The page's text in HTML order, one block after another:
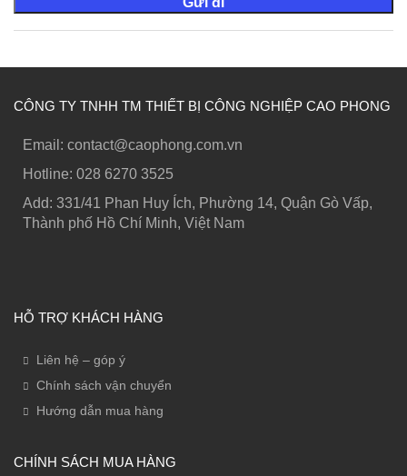
CÔNG TY TNHH TM THIẾT BỊ CÔNG NGHIỆP CAO PHONG
Email: contact@caophong.com.vn
Hotline: ‭028 6270 3525
Add: 331/41 Phan Huy Ích, Phường 14, Quận Gò Vấp,
Thành phố Hồ Chí Minh, Việt Nam
HỖ TRỢ KHÁCH HÀNG
Liên hệ – góp ý
Chính sách vận chuyển
Hướng dẫn mua hàng
CHÍNH SÁCH MUA HÀNG